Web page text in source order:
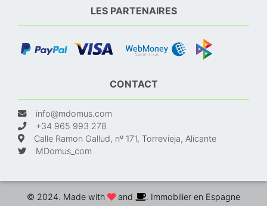
LES PARTENAIRES
CONTACT
info@mdomus.com
+34 965 993 278
Calle Ramon Gallud, nº 171, Torrevieja, Alicante
MDomus_com
© 2024. Made with and . Immobilier en Espagne